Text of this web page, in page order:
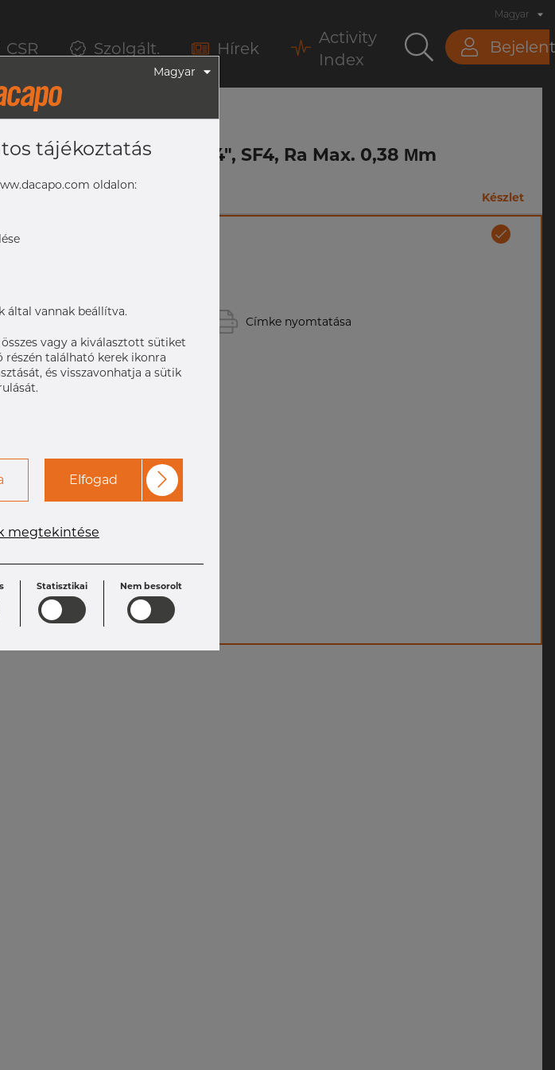
CSR Szolgált. Hírek
Activity
Index
Magyar
DT-4.1.5-1 (DT-30), 3/4", SF4, Ra Max. 0,38 Μm
Készlet
0,38 µm
mm
Címke nyomtatása
Magyar
tájékoztatás
oldalon:
által vannak beállítva.
vagy a kiválasztott sütiket
részén található kerek ikonra
és visszavonhatja a sütik
Elfogad
megtekintése
Statisztikai Nem besorolt